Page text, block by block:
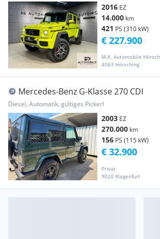
2016 EZ
14.000 km
421 PS (310 kW)
M.K. Automobile
4063 Hörsching
€ 227.900
Mercedes-Benz G-Klasse 270 CDI
Diesel, Automatik, gültiges Pickerl
2003 EZ
270.000 km
156 PS (115 kW)
Privat
9020 Klagenfurt
€ 32.900